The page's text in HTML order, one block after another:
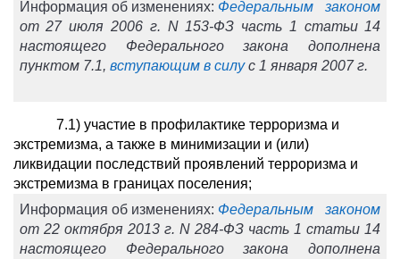
Информация об изменениях: Федеральным законом
от 27 июля 2006 г. N 153-ФЗ часть 1 статьи 14
настоящего Федерального закона дополнена
пунктом 7.1, вступающим в силус 1 января 2007 г.
7.1) участие в профилактике терроризма и
экстремизма, а также в минимизации и (или)
ликвидации последствий проявлений терроризма и
экстремизма в границах поселения;
Информация об изменениях: Федеральным законом
от 22 октября 2013 г. N 284-ФЗ часть 1 статьи 14
настоящего Федерального закона дополнена